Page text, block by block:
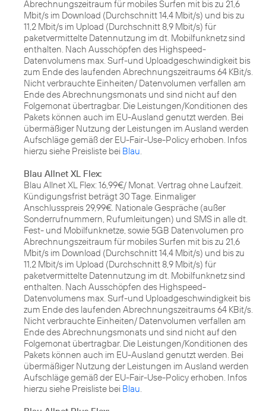
Abrechnungszeitraum für mobiles Surfen mit bis zu 21,6
Mbit/s im Download (Durchschnitt 14,4 Mbit/s) und bis zu
11,2 Mbit/s im Upload (Durchschnitt 8,9 Mbit/s) für
paketvermittelte Datennutzung im dt. Mobilfunknetz sind
enthalten. Nach Ausschöpfen des Highspeed-
Datenvolumens max. Surf-und Uploadgeschwindigkeit bis
zum Ende des laufenden Abrechnungszeitraums 64 KBit/s.
Nicht verbrauchte Einheiten/ Datenvolumen verfallen am
Ende des Abrechnungsmonats und sind nicht auf den
Folgemonat übertragbar. Die Leistungen/Konditionen des
Pakets können auch im EU-Ausland genutzt werden. Bei
übermäßiger Nutzung der Leistungen im Ausland werden
Aufschläge gemäß der EU-Fair-Use-Policy erhoben. Infos
hierzu siehe Preisliste bei Blau.
Blau Allnet XL Flex:
Blau Allnet XL Flex: 16,99€/ Monat. Vertrag ohne Laufzeit.
Kündigungsfrist beträgt 30 Tage. Einmaliger
Anschlusspreis 29,99€. Nationale Gespräche (außer
Sonderrufnummern, Rufumleitungen) und SMS in alle dt.
Fest- und Mobilfunknetze, sowie 5GB Datenvolumen pro
Abrechnungszeitraum für mobiles Surfen mit bis zu 21,6
Mbit/s im Download (Durchschnitt 14,4 Mbit/s) und bis zu
11,2 Mbit/s im Upload (Durchschnitt 8,9 Mbit/s) für
paketvermittelte Datennutzung im dt. Mobilfunknetz sind
enthalten. Nach Ausschöpfen des Highspeed-
Datenvolumens max. Surf-und Uploadgeschwindigkeit bis
zum Ende des laufenden Abrechnungszeitraums 64 KBit/s.
Nicht verbrauchte Einheiten/ Datenvolumen verfallen am
Ende des Abrechnungsmonats und sind nicht auf den
Folgemonat übertragbar. Die Leistungen/Konditionen des
Pakets können auch im EU-Ausland genutzt werden. Bei
übermäßiger Nutzung der Leistungen im Ausland werden
Aufschläge gemäß der EU-Fair-Use-Policy erhoben. Infos
hierzu siehe Preisliste bei Blau.